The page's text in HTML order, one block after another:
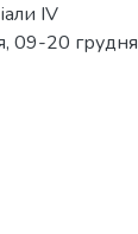
ІV
09-20 грудня